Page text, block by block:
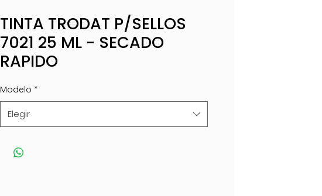
TINTA TRODAT P/SELLOS
7021 25 ML - SECADO
RAPIDO
Modelo *
Elegir